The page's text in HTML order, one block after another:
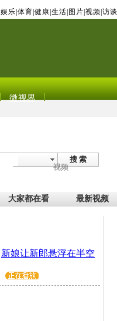
娱乐 体育 健康 生活 图片 视频 访谈
微视界
搜 索
视频
大家都在看 最新视频
新娘让新郎悬浮在半空